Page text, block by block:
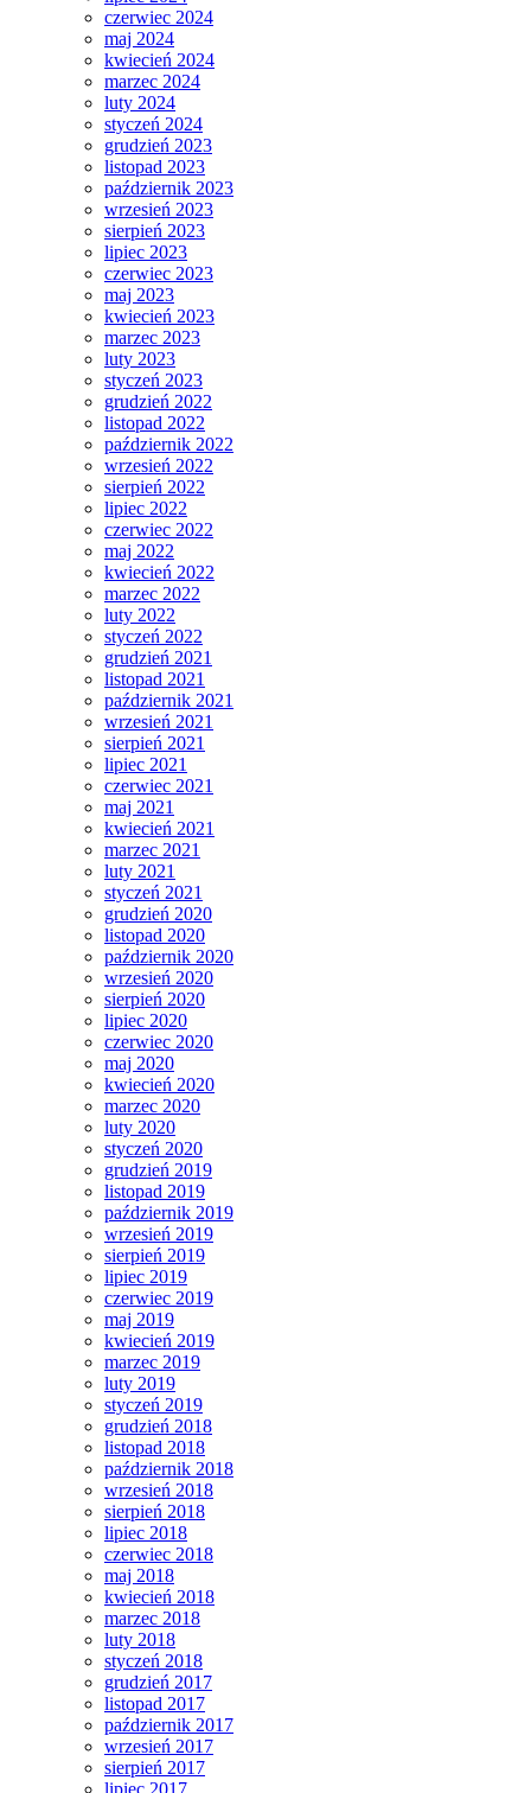
czerwiec 2024
maj 2024
kwiecień 2024
marzec 2024
luty 2024
styczeń 2024
grudzień 2023
listopad 2023
październik 2023
wrzesień 2023
sierpień 2023
lipiec 2023
czerwiec 2023
maj 2023
kwiecień 2023
marzec 2023
luty 2023
styczeń 2023
grudzień 2022
listopad 2022
październik 2022
wrzesień 2022
sierpień 2022
lipiec 2022
czerwiec 2022
maj 2022
kwiecień 2022
marzec 2022
luty 2022
styczeń 2022
grudzień 2021
listopad 2021
październik 2021
wrzesień 2021
sierpień 2021
lipiec 2021
czerwiec 2021
maj 2021
kwiecień 2021
marzec 2021
luty 2021
styczeń 2021
grudzień 2020
listopad 2020
październik 2020
wrzesień 2020
sierpień 2020
lipiec 2020
czerwiec 2020
maj 2020
kwiecień 2020
marzec 2020
luty 2020
styczeń 2020
grudzień 2019
listopad 2019
październik 2019
wrzesień 2019
sierpień 2019
lipiec 2019
czerwiec 2019
maj 2019
kwiecień 2019
marzec 2019
luty 2019
styczeń 2019
grudzień 2018
listopad 2018
październik 2018
wrzesień 2018
sierpień 2018
lipiec 2018
czerwiec 2018
maj 2018
kwiecień 2018
marzec 2018
luty 2018
styczeń 2018
grudzień 2017
listopad 2017
październik 2017
wrzesień 2017
sierpień 2017